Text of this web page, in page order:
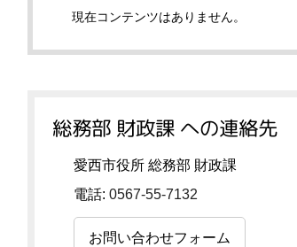
現在コンテンツはありません。
総務部 財政課 への連絡先
愛西市役所 総務部 財政課
電話: 0567-55-7132
お問い合わせフォーム